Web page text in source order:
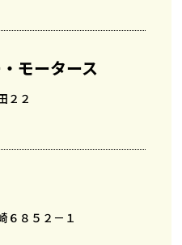
モータース
２２
８５２－１